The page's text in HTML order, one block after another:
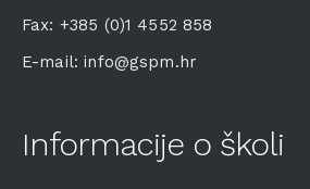
Fax: +385 (0)1 4552 858
E-mail: info@gspm.hr
Informacije o školi